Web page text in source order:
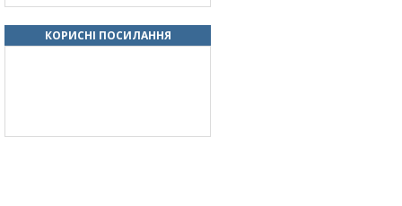
КОРИСНІ ПОСИЛАННЯ